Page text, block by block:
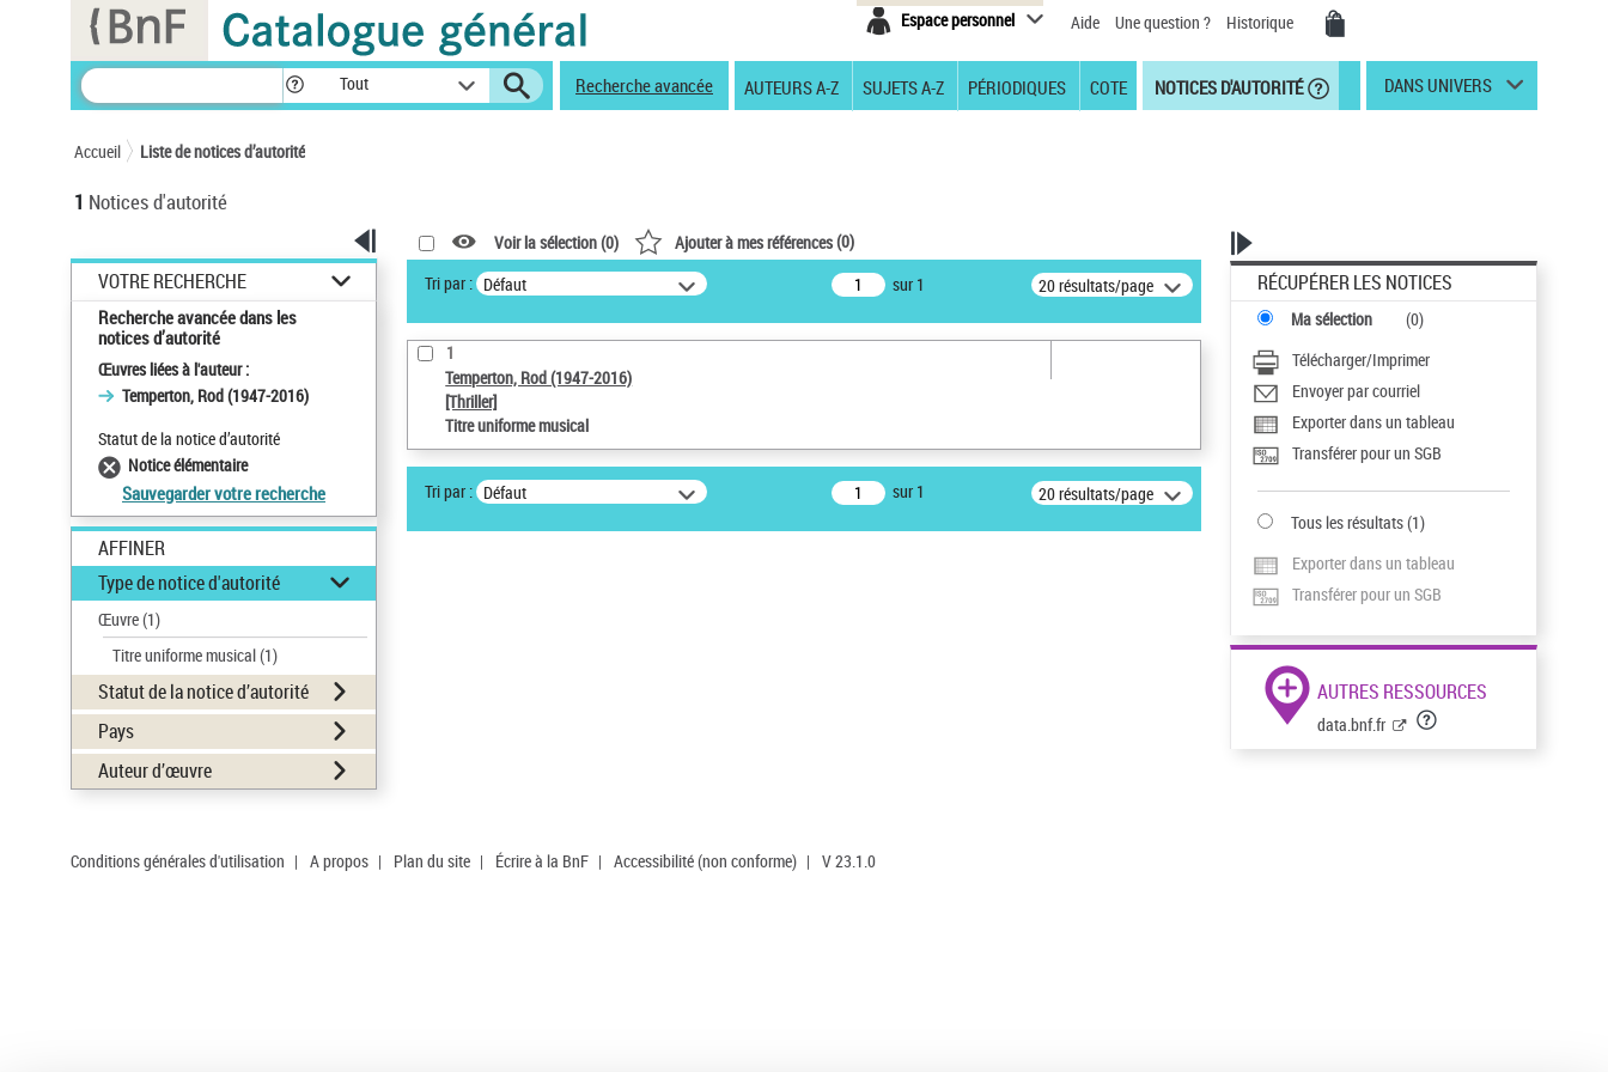
Espace personnel Aide Une question ? Historique
Tout Recherche avancée AUTEURS A-Z SUJETS A-Z PÉRIODIQUES COTE NOTICES D'AUTORITÉ DANS UNIVERS
Accueil Liste de notices d’autorité
1 Notices d'autorité
VOTRE RECHERCHE
Recherche avancée dans les
notices d’autorité
Œuvres liées à l'auteur :
Temperton, Rod (1947-2016)
Statut de la notice d’autorité
Notice élémentaire
Sauvegarder votre recherche
AFFINER
Type de notice d'autorité
Œuvre(1)
Titre uniforme musical(1)
Statut de la notice d’autorité
Pays
Auteur d’œuvre
Voir la sélection (0) Ajouter à mes références(0)
Tri par : Défaut sur 1 20 résultats/page
1
Temperton, Rod (1947-2016)
[Thriller]
Titre uniforme musical
Tri par : Défaut sur 1 20 résultats/page
RÉCUPÉRER LES NOTICES
Ma sélection (0)
Télécharger/Imprimer
Envoyer par courriel
Exporter dans un tableau
Transférer pour un SGB
Tous les résultats(1)
Exporter dans un tableau
Transférer pour un SGB
AUTRES RESSOURCES
data.bnf.fr
Conditions générales d'utilisation | A propos | Plan du site | Écrire à la BnF | Accessibilité (non conforme) | V 23.1.0
Panneau de gestion des cookies